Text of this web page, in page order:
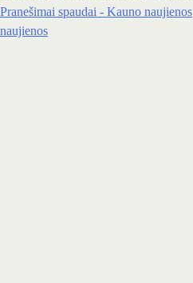
Pranešimai spaudai - Kauno naujienos
naujienos